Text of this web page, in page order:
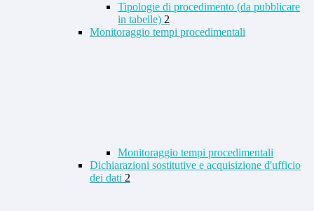
Tipologie di procedimento (da pubblicare
in tabelle) 2
Monitoraggio tempi procedimentali
Monitoraggio tempi procedimentali
Dichiarazioni sostitutive e acquisizione d'ufficio
dei dati 2